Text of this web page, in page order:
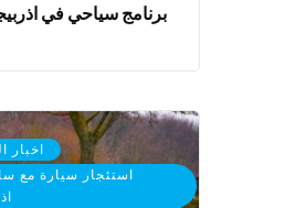
برنامج سياحي في
اخبار ,
استئجار سيارة مع